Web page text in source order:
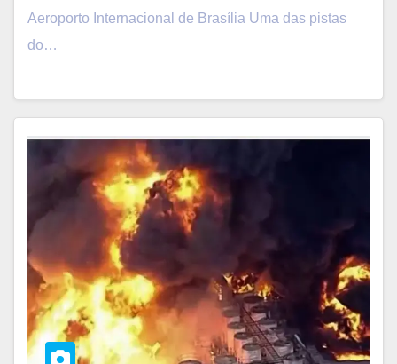
Aeroporto Internacional de Brasília Uma das pistas
do…